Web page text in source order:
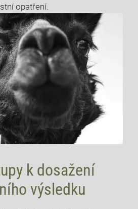
opatření.
k dosažení
výsledku